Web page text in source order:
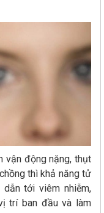
vận động nặng, thụt
thì khả năng tử
tới viêm nhiễm,
trí ban đầu và làm